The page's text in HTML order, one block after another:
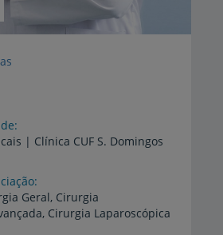
| Clínica CUF S. Domingos
Geral, Cirurgia
Cirurgia Laparoscópica